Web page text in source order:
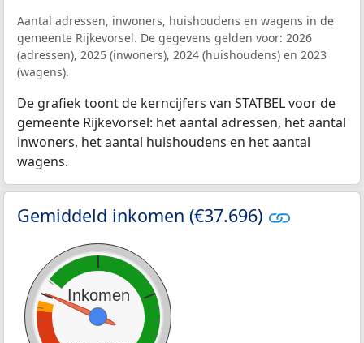
Aantal adressen, inwoners, huishoudens en wagens in de
gemeente Rijkevorsel. De gegevens gelden voor: 2026
(adressen), 2025 (inwoners), 2024 (huishoudens) en 2023
(wagens).
De grafiek toont de kerncijfers van STATBEL voor de
gemeente Rijkevorsel: het aantal adressen, het aantal
inwoners, het aantal huishoudens en het aantal
wagens.
Gemiddeld inkomen (€37.696)
Inkomen